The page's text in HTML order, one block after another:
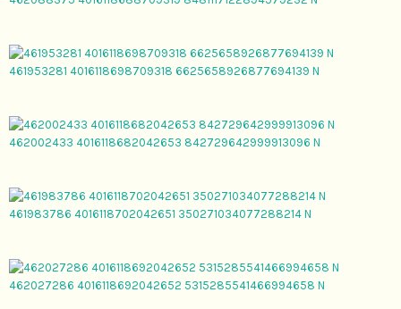
461953281 4016118698709318 6625658926877694139 N
462002433 4016118682042653 842729642999913096 N
461983786 4016118702042651 350271034077288214 N
462027286 4016118692042652 5315285541466994658 N